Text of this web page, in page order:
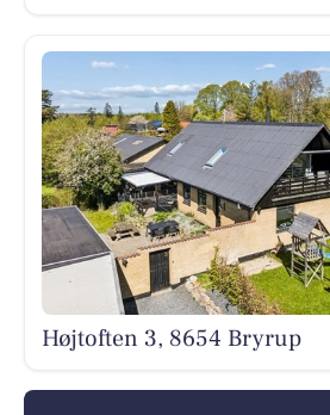
Højtoften 3, 8654 Bryrup